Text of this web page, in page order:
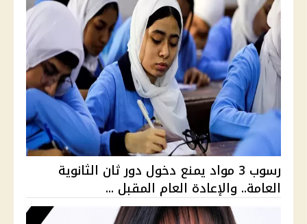
رسوب 3 مواد يمنع دخول دور ثان الثانوية
العامة.. والإعادة العام المقبل ...